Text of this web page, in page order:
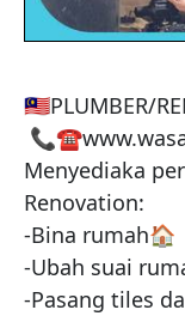
🇲🇾PLUMBER/
Menyediaka
Renovation:
-Bina rumah🏠
-Ubah suai
-Pasang tiles